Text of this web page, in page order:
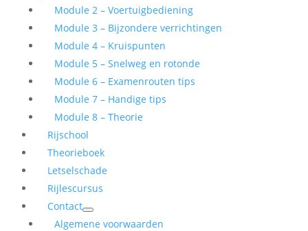
Module 2 – Voertuigbediening
Module 3 – Bijzondere verrichtingen
Module 4 – Kruispunten
Module 5 – Snelweg en rotonde
Module 6 – Examenrouten tips
Module 7 – Handige tips
Module 8 – Theorie
Rijschool
Theorieboek
Letselschade
Rijlescursus
Contact
Algemene voorwaarden